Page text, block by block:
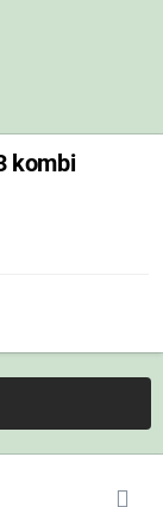
kombi